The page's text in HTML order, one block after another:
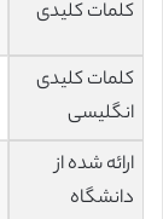
کلمات کلیدی
کلمات کلیدی
انگلیسی
ارائه شده از
دانشگاه